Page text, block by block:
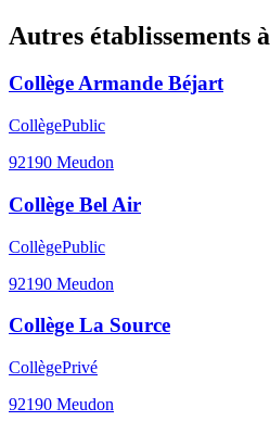
Autres établissements à
Collège Armande Béjart
CollègePublic
92190 Meudon
Collège Bel Air
CollègePublic
92190 Meudon
Collège La Source
CollègePrivé
92190 Meudon